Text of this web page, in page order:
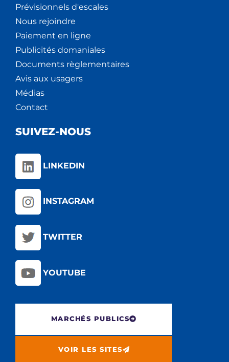
Prévisionnels d'escales
Nous rejoindre
Paiement en ligne
Publicités domaniales
Documents règlementaires
Avis aux usagers
Médias
Contact
SUIVEZ-NOUS
LINKEDIN
INSTAGRAM
TWITTER
YOUTUBE
MARCHÉS PUBLICS
VOIR LES SITES